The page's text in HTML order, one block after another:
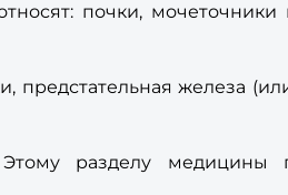
почки, мочеточники
железа
разделу медицины